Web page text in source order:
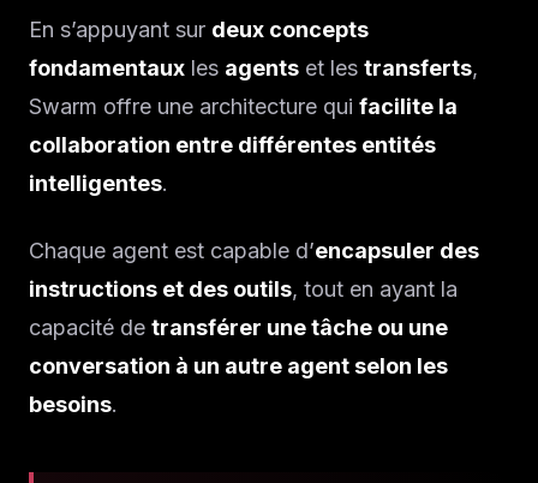
En s’appuyant sur deux concepts
fondamentaux les agents et les transferts,
Swarm offre une architecture qui facilite la
collaboration entre différentes entités
intelligentes.
Chaque agent est capable d’encapsuler des
instructions et des outils, tout en ayant la
capacité de transférer une tâche ou une
conversation à un autre agent selon les
besoins.